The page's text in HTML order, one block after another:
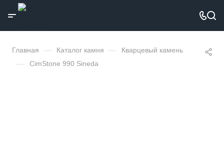
Главная — Каталог камня — Кварцевый камень
— CimStone 990 Sineda